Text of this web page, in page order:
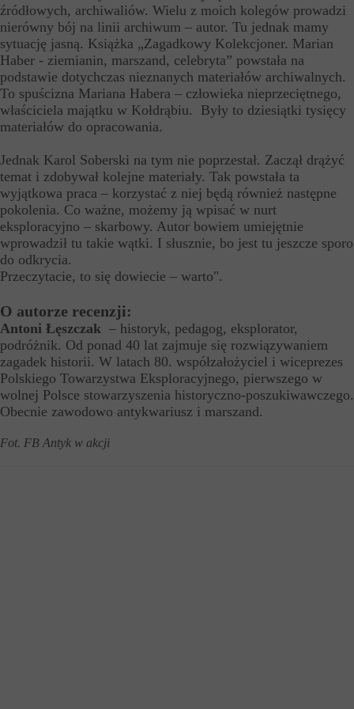
źródłowych, archiwaliów. Wielu z moich kolegów prowadzi
nierówny bój na linii archiwum – autor. Tu jednak mamy
sytuację jasną. Książka „Zagadkowy Kolekcjoner. Marian
Haber - ziemianin, marszand, celebryta” powstała na
podstawie dotychczas nieznanych materiałów archiwalnych.
To spuścizna Mariana Habera – człowieka nieprzeciętnego,
właściciela majątku w Kołdrąbiu. Były to dziesiątki tysięcy
materiałów do opracowania.
Jednak Karol Soberski na tym nie poprzestał. Zaczął drążyć
temat i zdobywał kolejne materiały. Tak powstała ta
wyjątkowa praca – korzystać z niej będą również następne
pokolenia. Co ważne, możemy ją wpisać w nurt
eksploracyjno – skarbowy. Autor bowiem umiejętnie
wprowadził tu takie wątki. I słusznie, bo jest tu jeszcze sporo
do odkrycia.
Przeczytacie, to się dowiecie – warto".
O autorze recenzji:
Antoni Łęszczak – historyk, pedagog, eksplorator,
podróżnik. Od ponad 40 lat zajmuje się rozwiązywaniem
zagadek historii. W latach 80. współzałożyciel i wiceprezes
Polskiego Towarzystwa Eksploracyjnego, pierwszego w
wolnej Polsce stowarzyszenia historyczno-poszukiwawczego.
Obecnie zawodowo antykwariusz i marszand.
Fot. FB Antyk w akcji